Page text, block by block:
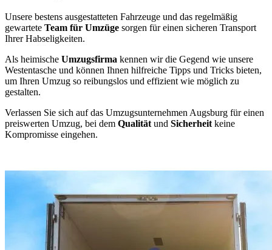
Unsere bestens ausgestatteten Fahrzeuge und das regelmäßig
gewartete Team für Umzüge sorgen für einen sicheren Transport
Ihrer Habseligkeiten.
Als heimische Umzugsfirma kennen wir die Gegend wie unsere
Westentasche und können Ihnen hilfreiche Tipps und Tricks bieten,
um Ihren Umzug so reibungslos und effizient wie möglich zu
gestalten.
Verlassen Sie sich auf das Umzugsunternehmen Augsburg für einen
preiswerten Umzug, bei dem Qualität und Sicherheit keine
Kompromisse eingehen.